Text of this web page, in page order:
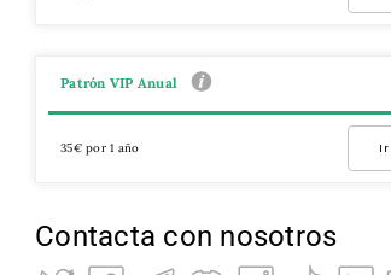
Patrón VIP Anual
35€ por 1 año Ir
Contacta con nosotros